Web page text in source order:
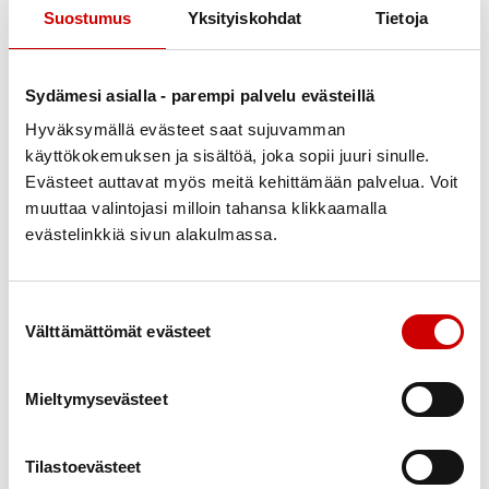
Suostumus Yksityiskohdat Tietoja
Sydämesi asialla - parempi palvelu evästeillä
Hyväksymällä evästeet saat sujuvamman
käyttökokemuksen ja sisältöä, joka sopii juuri sinulle.
Evästeet auttavat myös meitä kehittämään palvelua. Voit
muuttaa valintojasi milloin tahansa klikkaamalla
evästelinkkiä sivun alakulmassa.
Välttämättömät evästeet
Mieltymysevästeet
Tilastoevästeet
kaupungistumisen myötä. Pikaruoan suosio kasvaa ja
valkoista viljaa, lihaa ja rasvoja kuin maalaiset.
Kaupunkilaiset myös käyttävät enemmän alkoholia ja
tupakoivat maaseudun väestöä yleisemmin. Sydän-
ja verisuonitaudit, diabetes sekä syövät lisääntyvät.
Maaseudulla asuvien ruokavalio on säilynyt
heikon saatavuuden ansiosta. Silloin kun
maalaisruokaa saa riittävästi ja monipuolisesti,
kuitupitoinen ja vähärasvainen ruoka on
esimerkiksi paksunsuolen syövän riski on sitä
eläjiin nähden.